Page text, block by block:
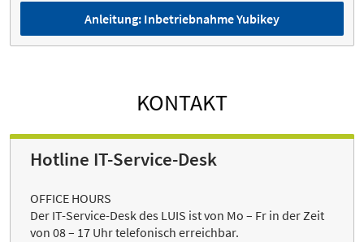
Anleitung: Inbetriebnahme Yubikey
KONTAKT
Hotline IT-Service-Desk
OFFICE HOURS
Der IT-Service-Desk des LUIS ist von Mo – Fr in der Zeit
von 08 – 17 Uhr telefonisch erreichbar.